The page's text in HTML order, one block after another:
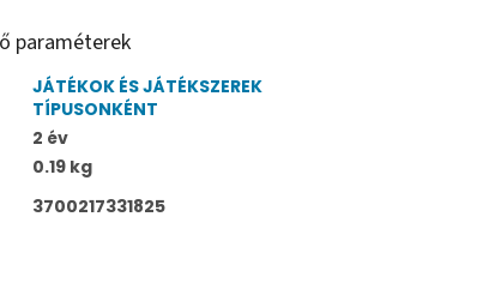
paraméterek
JÁTÉKOK ÉS JÁTÉKSZEREK
TÍPUSONKÉNT
2 év
0.19 kg
3700217331825